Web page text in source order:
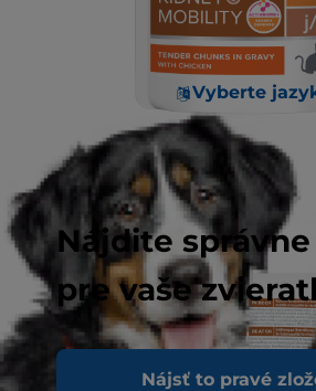
Vyberte
Nájdite
pre vaše
Nájsť to pravé